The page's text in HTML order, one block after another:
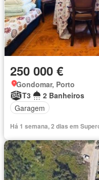
250 000 €
Gondomar, Porto
T3
2 Banheiros
Garagem
Há 1 semana, 2 dias em